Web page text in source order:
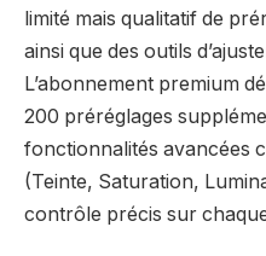
limité mais qualitatif de
ainsi que des outils
L’abonnement premium
200 préréglages
fonctionnalités avancées
(Teinte, Saturation,
contrôle précis sur